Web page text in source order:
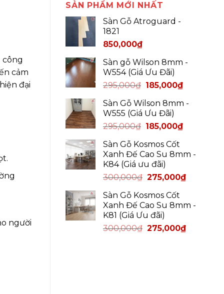
SẢN PHẨM MỚI NHẤT
Sàn Gỗ Atroguard -
1821
850,000₫
Sàn gỗ Wilson 8mm -
W554 (Giá Ưu Đãi)
295,000₫ 185,000₫
Sàn Gỗ Wilson 8mm -
W555 (Giá Ưu Đãi)
295,000₫ 185,000₫
Sàn Gỗ Kosmos Cốt
Xanh Đế Cao Su 8mm -
K84 (Giá ưu đãi)
300,000₫ 275,000₫
Sàn Gỗ Kosmos Cốt
Xanh Đế Cao Su 8mm -
K81 (Giá Ưu đãi)
300,000₫ 275,000₫
công
cảm
đại
người